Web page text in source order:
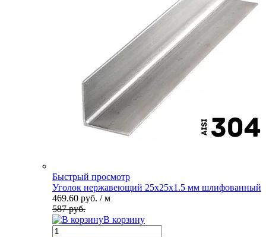
Быстрый просмотр
Уголок нержавеющий 25х25х1.5 мм шлифованный
469.60 руб. / м
587 руб.
В корзину